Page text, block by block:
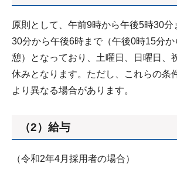
原則として、午前9時から午後5時30分
30分から午後6時まで（午後0時15分
憩）となっており、土曜日、日曜日、
休みとなります。ただし、これらの条
より異なる場合があります。
（2）給与
（令和2年4月採用者の場合）